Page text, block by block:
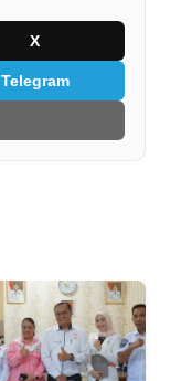
X
Telegram